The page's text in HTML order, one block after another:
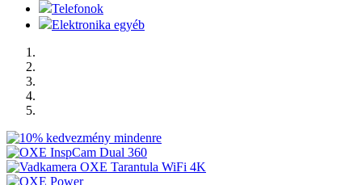
Telefonok
Elektronika egyéb